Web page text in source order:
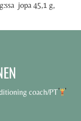
jopa 45,1 g,
coach/PT